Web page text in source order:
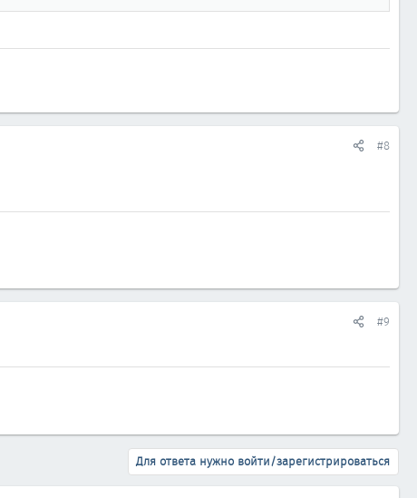
#8
#9
Для ответа нужно войти/зарегистрироваться